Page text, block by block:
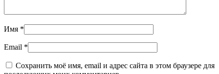
Имя *
Email *
Сохранить моё имя, email и адрес сайта в этом браузере для